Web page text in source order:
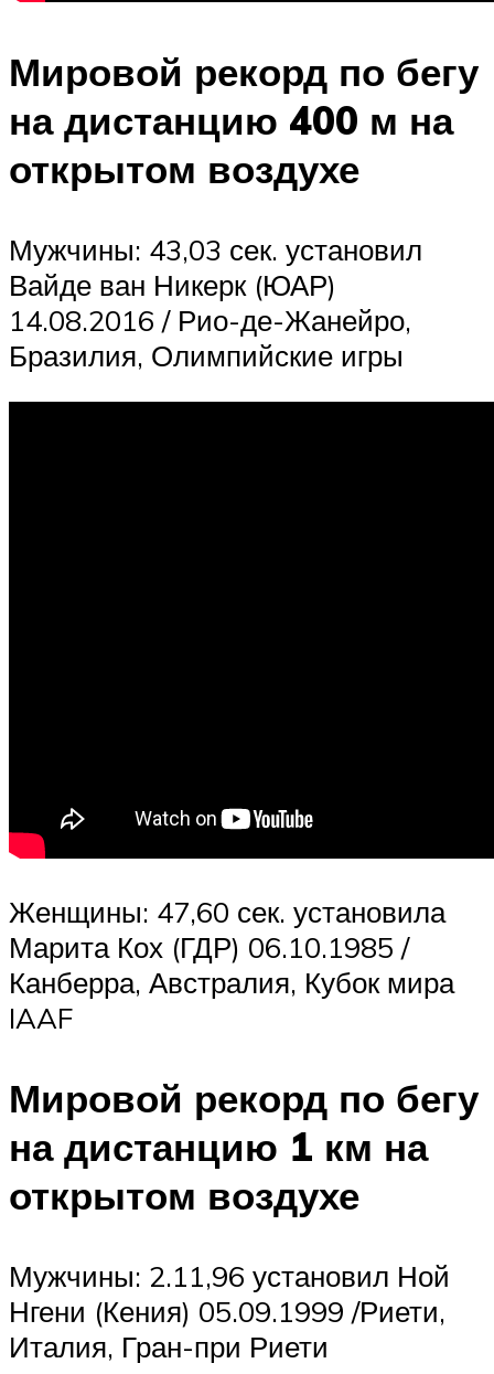
Мировой рекорд по бегу
на дистанцию 400 м на
открытом воздухе
Мужчины: 43,03 сек. установил
Вайде ван Никерк (ЮАР)
14.08.2016 / Рио-де-Жанейро,
Бразилия, Олимпийские игры
Женщины: 47,60 сек. установила
Марита Кох (ГДР) 06.10.1985 /
Канберра, Австралия, Кубок мира
IAAF
Мировой рекорд по бегу
на дистанцию 1 км на
открытом воздухе
Мужчины: 2.11,96 установил Ной
Нгени (Кения) 05.09.1999 /Риети,
Италия, Гран-при Риети